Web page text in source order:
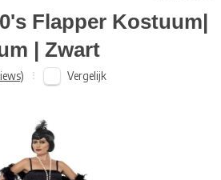
Flapper Kostuum|
| Zwart
Vergelijk